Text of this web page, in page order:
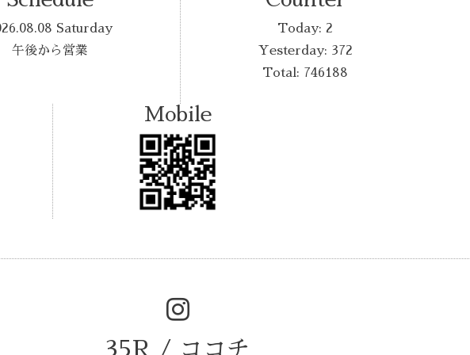
Saturday
午後から営業
Today: 2
Yesterday: 372
Total: 746188
Mobile
35R / ココチ